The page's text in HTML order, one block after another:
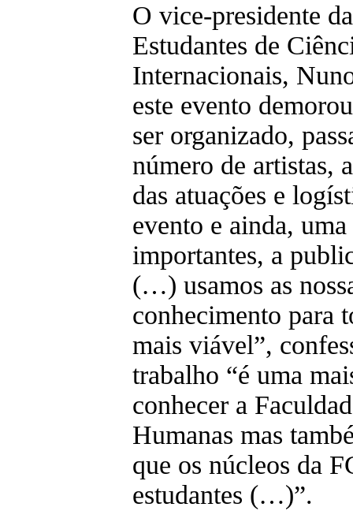
O vice-presidente
Estudantes de
Internacionais,
este evento
ser organizado,
número de artistas,
das atuações e
evento e ainda,
importantes, a
(…) usamos as
conhecimento para
mais viável”,
trabalho “é uma
conhecer a
Humanas mas
que os núcleos da
estudantes (…)”.